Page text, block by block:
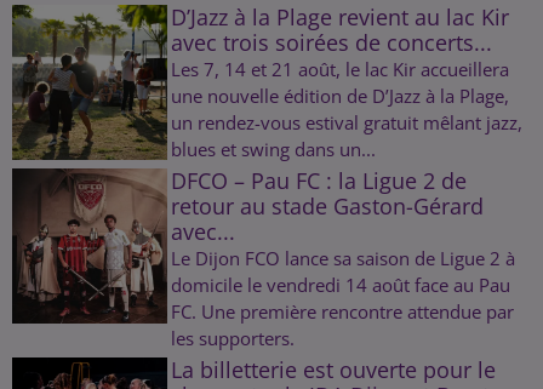
D’Jazz à la Plage revient au lac Kir
avec trois soirées de concerts...
Les 7, 14 et 21 août, le lac Kir accueillera
une nouvelle édition de D’Jazz à la Plage,
un rendez-vous estival gratuit mêlant jazz,
blues et swing dans un...
DFCO – Pau FC : la Ligue 2 de
retour au stade Gaston-Gérard
avec...
Le Dijon FCO lance sa saison de Ligue 2 à
domicile le vendredi 14 août face au Pau
FC. Une première rencontre attendue par
les supporters.
La billetterie est ouverte pour le